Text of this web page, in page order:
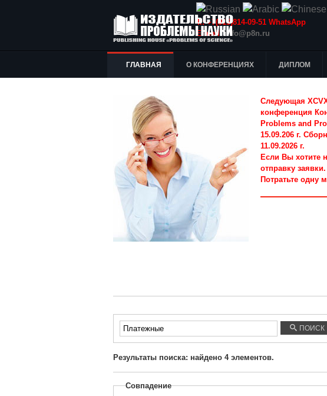
Т.: +7(915)814-09-51 WhatsApp
E-mail:info@p8n.ru
ГЛАВНАЯ О КОНФЕРЕНЦИЯХ ДИПЛОМ
Следующая
конференция
Problems and
15.09.206 г.
11.09.2026 г.
Если Вы хотите
отправку заявки.
Потратьте одну
Введите
текст
поиска...
ПОИСК
Результаты поиска: найдено 4элементов.
Совпадение